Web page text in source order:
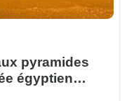
pyramides
égyptien